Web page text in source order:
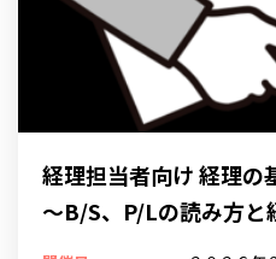
経理担当者向け 経理の
～B/S、P/Lの読み方と